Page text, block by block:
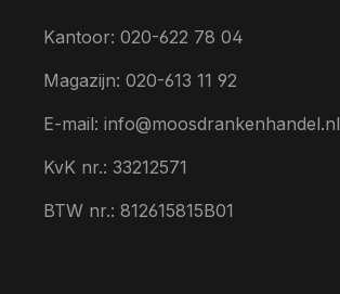
Kantoor: 020-622 78 04
Magazijn: 020-613 11 92
E-mail: info@moosdrankenhandel.nl
KvK nr.: 33212571
BTW nr.: 812615815B01